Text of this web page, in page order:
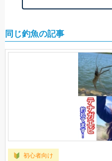
同じ釣魚の記事
初心者向け